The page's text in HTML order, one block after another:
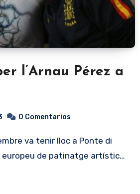
l’Arnau Pérez a
0 Comentarios
europeu de patinatge artístic…